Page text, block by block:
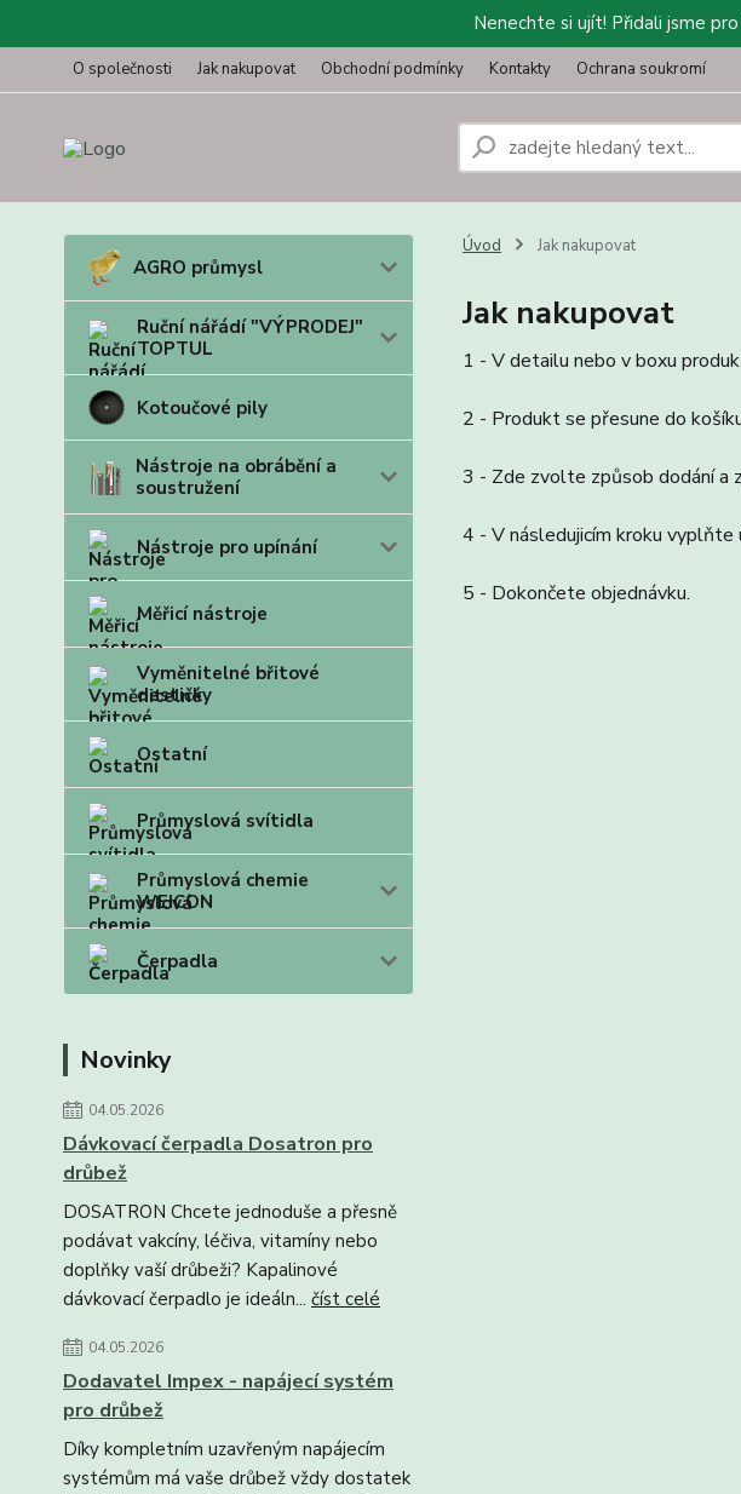
Nenechte si ujít! Přidali jsme
O společnosti Jak nakupovat Obchodní podmínky Kontakty Ochrana soukromí
AGRO průmysl
Ruční nářádí "VÝPRODEJ"
TOPTUL
Kotoučové pily
Nástroje na obrábění a
soustružení
Nástroje pro upínání
Měřicí nástroje
Vyměnitelné břitové
destičky
Ostatní
Průmyslová svítidla
Průmyslová chemie
WEICON
Čerpadla
Novinky
04.05.2026
Dávkovací čerpadla Dosatron pro
drůbež
DOSATRON Chcete jednoduše a přesně
podávat vakcíny, léčiva, vitamíny nebo
doplňky vaší drůbeži? Kapalinové
dávkovací čerpadlo je ideáln... číst celé
04.05.2026
Dodavatel Impex - napájecí systém
pro drůbež
Díky kompletním uzavřeným napájecím
systémům má vaše drůbež vždy dostatek
Úvod Jak nakupovat
Jak nakupovat
1 - V detailu nebo v boxu
2 - Produkt se přesune do
3 - Zde zvolte způsob dodání a
4 - V následujicím kroku vyplňte
5 - Dokončete objednávku.